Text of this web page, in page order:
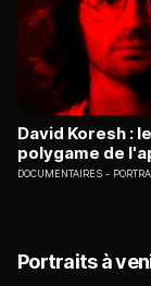
David Koresh :
polygame de
DOCUMENTAIRES
Portraits à